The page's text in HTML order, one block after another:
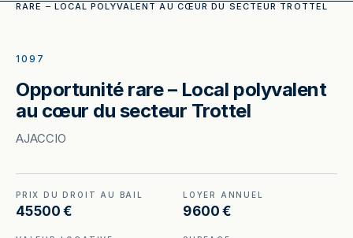
RARE – LOCAL POLYVALENT AU CŒUR DU SECTEUR TROTTEL
1097
Opportunité rare – Local polyvalent
au cœur du secteur Trottel
AJACCIO
PRIX DU DROIT AU BAIL
45 500 €
LOYER ANNUEL
9 600 €